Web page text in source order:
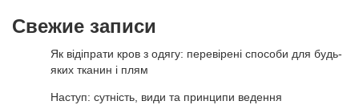
Свежие записи
Як відіпрати кров з одягу: перевірені способи для будь-
яких тканин і плям
Наступ: сутність, види та принципи ведення